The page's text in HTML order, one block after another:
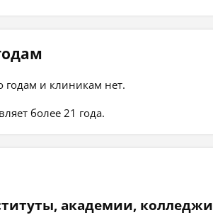
и клиникам нет.
более 21 года.
академии, колледжи